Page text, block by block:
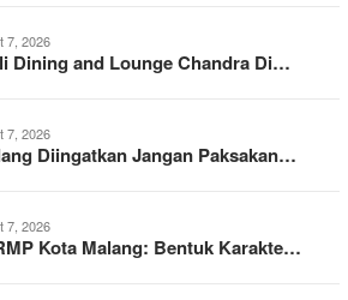
7, 2026
Dining and Lounge Chandra Di…
7, 2026
Diingatkan Jangan Paksakan…
7, 2026
Kota Malang: Bentuk Karakte…